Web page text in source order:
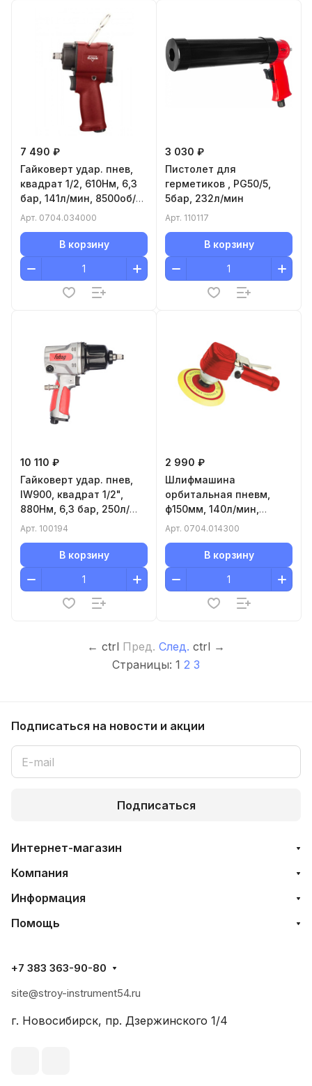
7 490 ₽
Гайковерт удар. пнев,
квадрат 1/2, 610Нм, 6,3
бар, 141л/мин, 8500об/
мин, 1,46кг
Арт. 0704.034000
В корзину
3 030 ₽
Пистолет для
герметиков , PG50/5,
5бар, 232л/мин
Арт. 110117
В корзину
10 110 ₽
Гайковерт удар. пнев,
IW900, квадрат 1/2",
880Нм, 6,3 бар, 250л/
мин, 3кг
Арт. 100194
В корзину
2 990 ₽
Шлифмашина
орбитальная пневм,
ф150мм, 140л/мин,
6.3бар, 10000об/мин,
Арт. 0704.014300
В корзину
← ctrl Пред. След. ctrl →
Страницы: 1 2 3
Подписаться на новости и акции
Подписаться
Интернет-магазин
Компания
Информация
Помощь
+7 383 363-90-80
site@stroy-instrument54.ru
г. Новосибирск, пр. Дзержинского 1/4